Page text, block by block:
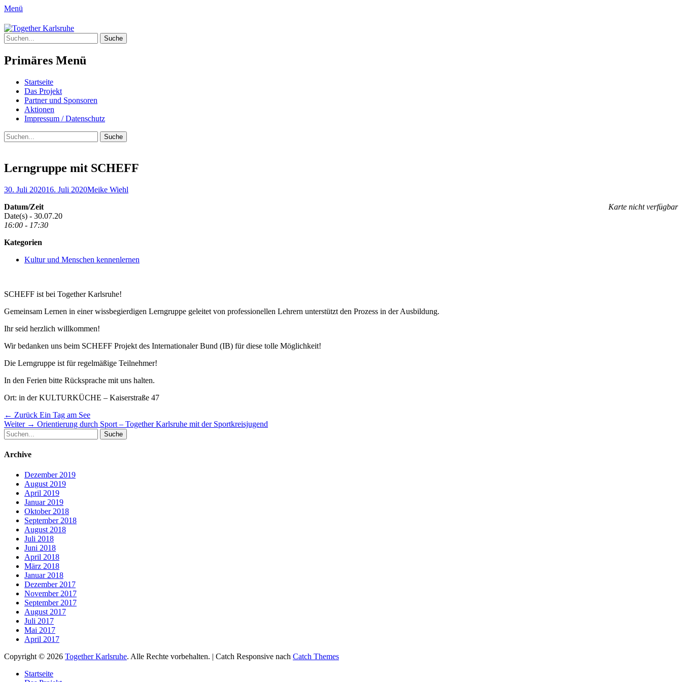
Menü
Together Karlsruhe
Integration von jungen Menschen mit Fluchterfahrung und Migrationshintergrund
Suche
nach:
Primäres Menü
Springe
zum
Inhalt
Startseite
Das Projekt
Partner und Sponsoren
Aktionen
Impressum / Datenschutz
Suchen
Suche
nach:
Lerngruppe mit SCHEFF
Posted
30. Juli 202016. Juli 2020Author
Meike Wiehl
Karte nicht verfügbar
Datum/Zeit
Date(s) - 30.07.20
16:00 - 17:30
Kategorien
Kultur und Menschen kennenlernen
SCHEFF ist bei Together Karlsruhe!
Gemeinsam Lernen in einer wissbegierdigen Lerngruppe geleitet von professionellen Lehrern unterstützt den Prozess in der Ausbildung.
Ihr seid herzlich willkommen!
Wir bedanken uns beim SCHEFF Projekt des Internationaler Bund (IB) für diese tolle Möglichkeit!
Die Lerngruppe ist für regelmäßige Teilnehmer!
In den Ferien bitte Rücksprache mit uns halten.
Ort: in der KULTURKÜCHE – Kaiserstraße 47
Beitragsnavigation
← Zurück Vorheriger
Beitrag:
Ein Tag am See
Weiter → Nächster
Orientierung durch Sport – Together Karlsruhe mit der Sportkreisjugend
Suche
nach:
Archive
Dezember 2019
August 2019
April 2019
Januar 2019
Oktober 2018
September 2018
August 2018
Juli 2018
Juni 2018
April 2018
März 2018
Januar 2018
Dezember 2017
November 2017
September 2017
August 2017
Juli 2017
Mai 2017
April 2017
Copyright © 2026 Together Karlsruhe. Alle Rechte vorbehalten. | Catch Responsive nach Catch Themes
oben
Startseite